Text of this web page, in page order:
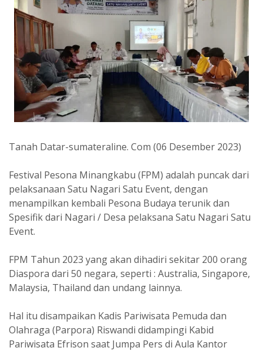
Tanah Datar-sumateraline. Com (06 Desember 2023)
Festival Pesona Minangkabu (FPM) adalah puncak dari
pelaksanaan Satu Nagari Satu Event, dengan
menampilkan kembali Pesona Budaya terunik dan
Spesifik dari Nagari / Desa pelaksana Satu Nagari Satu
Event.
FPM Tahun 2023 yang akan dihadiri sekitar 200 orang
Diaspora dari 50 negara, seperti : Australia, Singapore,
Malaysia, Thailand dan undang lainnya.
Hal itu disampaikan Kadis Pariwisata Pemuda dan
Olahraga (Parpora) Riswandi didampingi Kabid
Pariwisata Efrison saat Jumpa Pers di Aula Kantor